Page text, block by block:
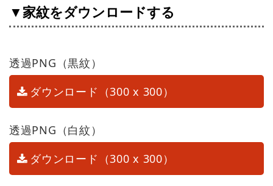
▼家紋をダウンロードする
透過PNG（黒紋）
ダウンロード（300 x 300）
透過PNG（白紋）
ダウンロード（300 x 300）